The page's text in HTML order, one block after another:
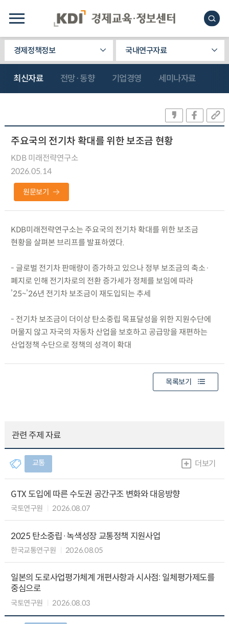
경제정책정보 국내연구자료
최신자료 전망·동향 기업경영 세미나자료
주요국의 전기차 확대를 위한 보조금 현황
KDB 미래전략연구소
2026.05.14
원문보기
KDB미래전략연구소는 주요국의 전기차 확대를 위한 보조금
현황을 살펴본 브리프를 발표하였다.
- 글로벌 전기차 판매량이 증가하고 있으나 정부 보조금의 축소·
폐지로 인해 전기차로의 전환 증가세가 정체를 보임에 따라
’25~’26년 전기차 보조금이 재도입되는 추세
- 전기차 보조금이 더이상 탄소중립 목표달성을 위한 지원수단에
머물지 않고 자국의 자동차 산업을 보호하고 공급망을 재편하는
산업정책 수단으로 정책의 성격이 확대
목록보기
관련 주제 자료
교통 더보기
GTX 도입에 따른 수도권 공간구조 변화와 대응방향
국토연구원 2026.08.07
2025 탄소중립·녹색성장 교통정책 지원사업
한국교통연구원 2026.08.05
일본의 도로사업평가체계 개편사항과 시사점: 일체평가제도를
중심으로
국토연구원 2026.08.03